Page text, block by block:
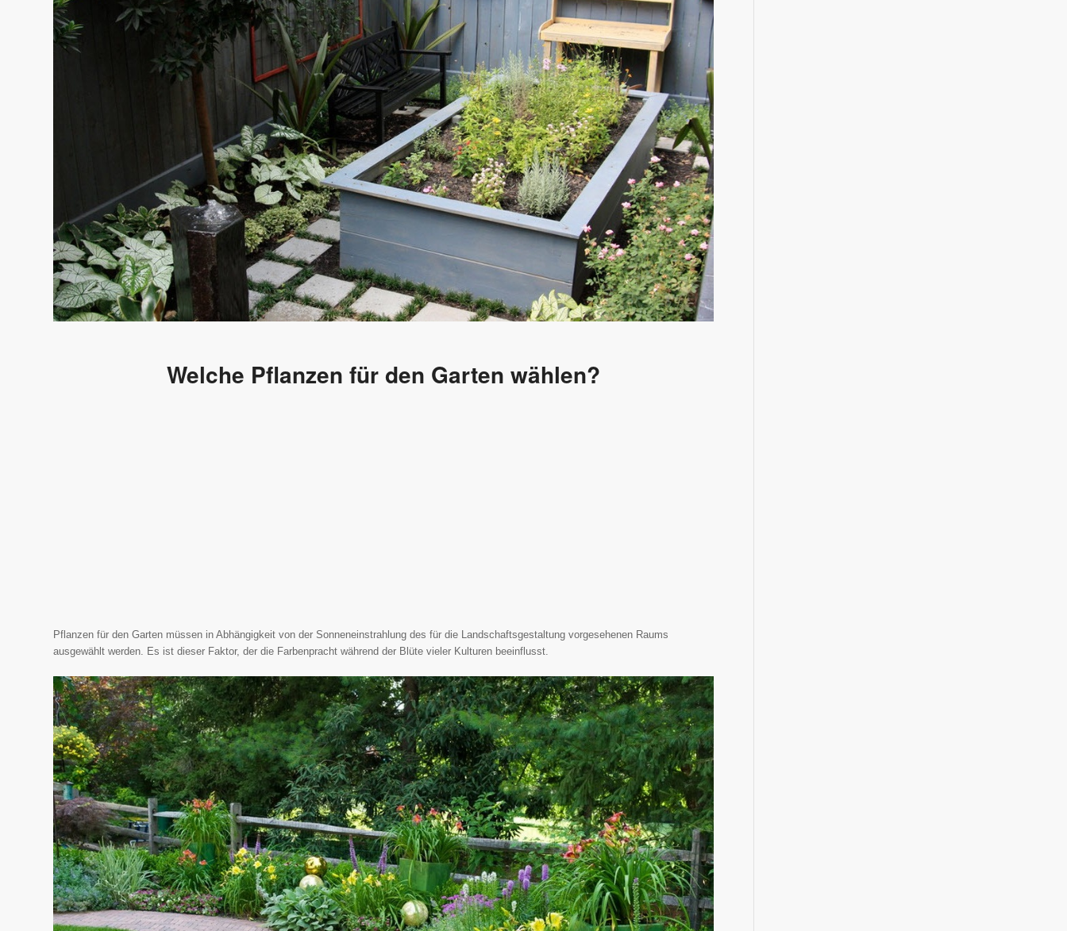
Welche Pflanzen für den Garten wählen?
Pflanzen für den Garten müssen in Abhängigkeit von der Sonneneinstrahlung des für die Landschaftsgestaltung vorgesehenen Raums
ausgewählt werden. Es ist dieser Faktor, der die Farbenpracht während der Blüte vieler Kulturen beeinflusst.